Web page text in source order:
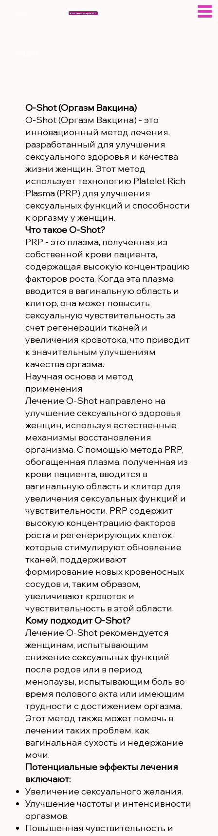
Кто такой Эсер АГАР?
O-Shot (Оргазм Вакцина)
O-Shot (Оргазм Вакцина) - это
инновационный метод лечения,
разработанный для улучшения
сексуального здоровья и качества
жизни женщин. Этот метод
использует технологию Platelet Rich
Plasma (PRP) для улучшения
сексуальных функций и способности
к оргазму у женщин.
Что такое O-Shot?
PRP - это плазма, полученная из
собственной крови пациента,
содержащая высокую концентрацию
факторов роста. Когда эта плазма
вводится в вагинальную область и
клитор, она может повысить
сексуальную чувствительность за
счет регенерации тканей и
увеличения кровотока, что приводит
к значительным улучшениям
качества оргазма.
Научная основа и метод
применения
Лечение O-Shot направлено на
улучшение сексуального здоровья
женщин, используя естественные
механизмы восстановления
организма. С помощью метода PRP,
обогащенная плазма, полученная из
крови пациента, вводится в
вагинальную область и клитор для
увеличения сексуальных функций и
чувствительности. PRP содержит
высокую концентрацию факторов
роста и регенерирующих клеток,
которые стимулируют обновление
тканей, поддерживают
формирование новых кровеносных
сосудов и, таким образом,
увеличивают кровоток и
чувствительность в этой области.
Кому подходит O-Shot?
Лечение O-Shot рекомендуется
женщинам, испытывающим
снижение сексуальных функций
после родов или в период
менопаузы, испытывающим боль во
время полового акта или имеющим
трудности с достижением оргазма.
Этот метод также может помочь в
лечении таких проблем, как
вагинальная сухость и недержание
мочи.
Потенциальные эффекты лечения
включают:
Увеличение сексуального желания.
Улучшение частоты и интенсивности
оргазмов.
Повышенная чувствительность и